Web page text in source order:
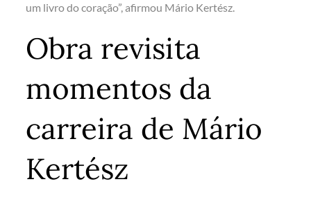
um livro do coração”, afirmou Mário Kertész.
Obra revisita
momentos da
carreira de Mário
Kertész